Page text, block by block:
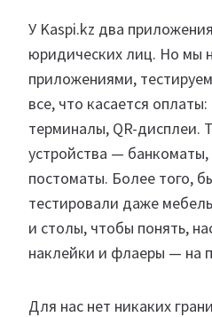
У Kaspi.kz два
юридических лиц. Но мы
приложениями,
все, что касается
терминалы, QR-дисплеи.
устройства —
постоматы. Более того,
тестировали даже
и столы, чтобы понять,
наклейки и флаеры — на
Для нас нет никаких